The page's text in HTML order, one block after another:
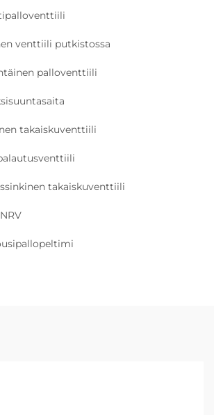
venttiili putkistossa
palloventtiili
takaiskuventtiili
takaiskuventtiili